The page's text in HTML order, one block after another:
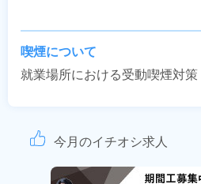
喫煙について
就業場所における受動喫煙対
今月のイチオシ求人